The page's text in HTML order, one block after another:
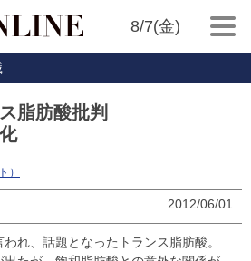
8/7(金)
脂肪酸批判
）
2012/06/01
われ、話題となったトランス脂肪酸。